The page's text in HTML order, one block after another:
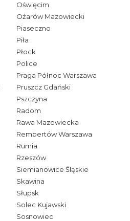
Oświęcim
Ożarów Mazowiecki
Piaseczno
Piła
Płock
Police
Praga Północ Warszawa
Pruszcz Gdański
Pszczyna
Radom
Rawa Mazowiecka
Rembertów Warszawa
Rumia
Rzeszów
Siemianowice Śląskie
Skawina
Słupsk
Solec Kujawski
Sosnowiec